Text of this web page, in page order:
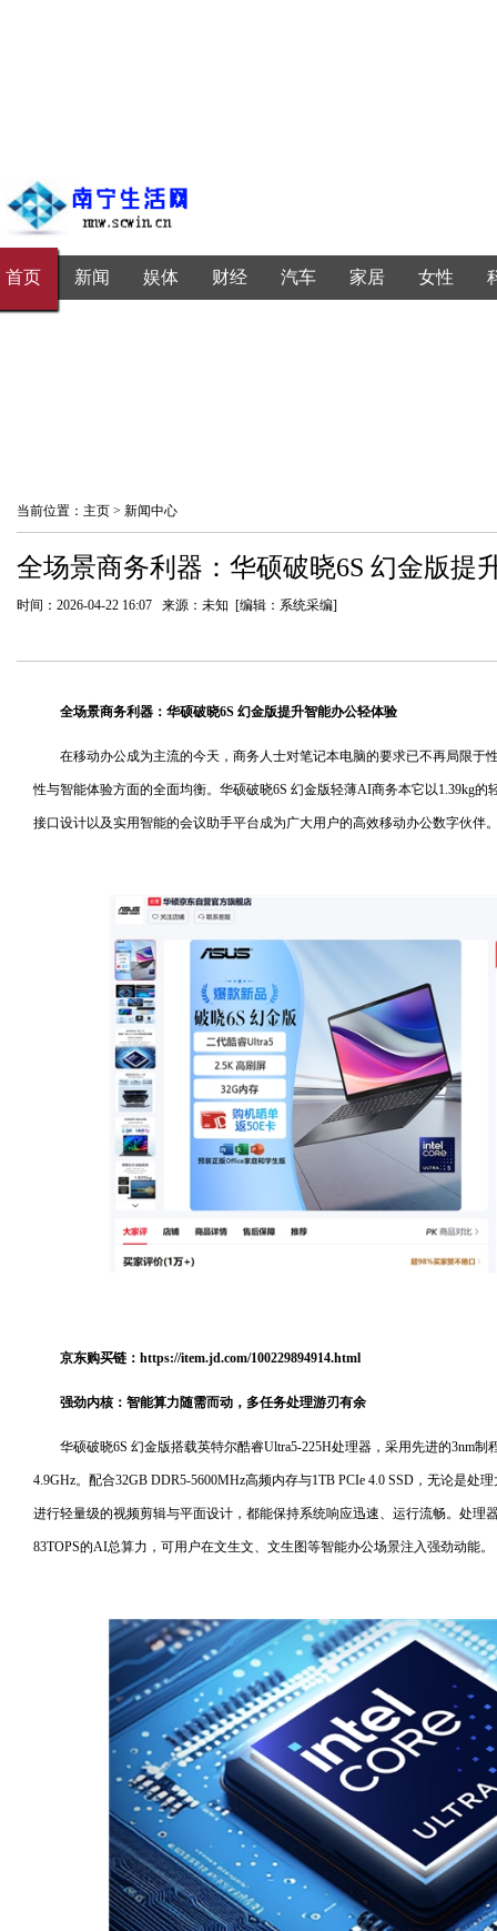
首页 新闻 娱体 财经 汽车 家居 女性
当前位置： 主页 > 新闻中心
全场景商务利器：华硕破晓6S 幻金版提
时间：2026-04-22 16:07 来源：未知 [编辑：系统采编]
全场景商务利器：华硕破晓6S 幻金版提升智能办公轻体验
在移动办公成为主流的今天，商务人士对笔记本电脑的要求已不再局限于
性与智能体验方面的全面均衡。华硕破晓6S 幻金版轻薄AI商务本它以1.39kg
接口设计以及实用智能的会议助手平台成为广大用户的高效移动办公数字伙伴
京东购买链： https://item.jd.com/100229894914.html
强劲内核：智能算力随需而动，多任务处理游刃有余
华硕破晓6S 幻金版搭载英特尔酷睿Ultra5-225H处理器，采用先进的3nm
4.9GHz。配合32GB DDR5-5600MHz高频内存与1TB PCIe 4.0 SSD，无论是处
进行轻量级的视频剪辑与平面设计，都能保持系统响应迅速、运行流畅。处理
83TOPS的AI总算力，可用户在文生文、文生图等智能办公场景注入强劲动能。